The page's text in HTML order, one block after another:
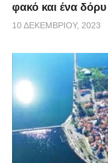
φακό και ένα δόρυ
10 ΔΕΚΕΜΒΡΊΟΥ, 2023